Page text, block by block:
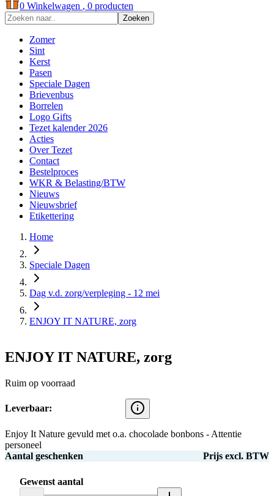
0 Winkelwagen , 0 producten
Zoeken
Zomer
Sint
Kerst
Pasen
Speciale Dagen
Brievenbus
Borrelen
Logo Gifts
Tezet kalender 2026
Acties
Over Tezet
Contact
Bestelproces
WKR & Belasting/BTW
Nieuws
Nieuwsbrief
Etikettering
Home
Speciale Dagen
Dag v.d. zorg/verpleging - 12 mei
ENJOY IT NATURE, zorg
ENJOY IT NATURE, zorg
Ruim op voorraad
Leverbaar:
Enjoy It Nature gevuld met o.a. chocolade bonbons - Attentie
personeel
Aantal geschenken
Prijs excl. BTW
Gewenst aantal